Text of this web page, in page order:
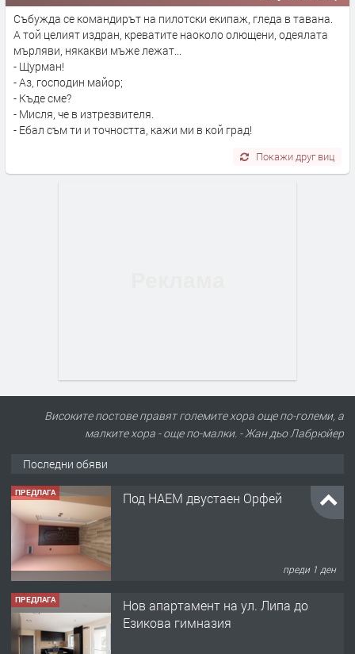
Събужда се командирът на пилотски екипаж, гледа в тавана.
А той целият издран, креватите наоколо олющени, одеялата
мърляви, някакви мъже лежат...
- Щурман!
- Аз, господин майор;
- Къде сме?
- Мисля, че в изтрезвителя.
- Ебал съм ти и точността, кажи ми в кой град!
Покажи друг виц
Високите постове правят големите хора още по-големи, а
малките хора - още по-малки. - Жан дьо Лабрюйер
Последни обяви
ПРЕДЛАГА
Езикова гимназия